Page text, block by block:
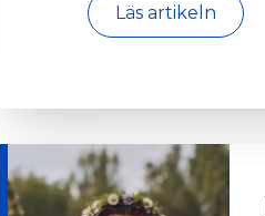
Läs artikeln